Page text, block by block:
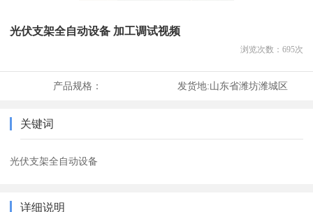
光伏支架全自动设备 加工调试视频
浏览次数： 695次
产品规格： 发货地:山东省潍坊潍城区
关键词
光伏支架全自动设备
详细说明